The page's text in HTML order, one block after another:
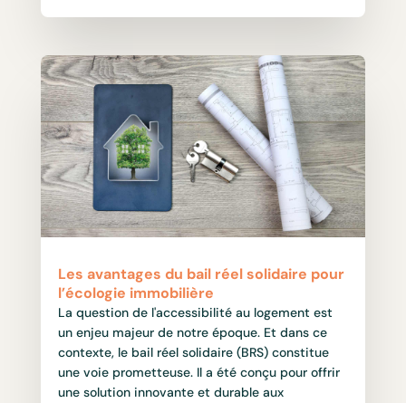
Les avantages du bail réel solidaire pour
l’écologie immobilière
La question de l'accessibilité au logement est
un enjeu majeur de notre époque. Et dans ce
contexte, le bail réel solidaire (BRS) constitue
une voie prometteuse. Il a été conçu pour offrir
une solution innovante et durable aux